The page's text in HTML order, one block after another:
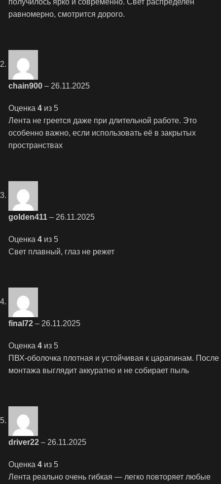
равномерно, смотрится дорого.
chain900 – 26.11.2025
Оценка 4 из 5
Лента не греется даже при длительной работе. Это
особенно важно, если использовать её в закрытых
пространствах
golden411 – 26.11.2025
Оценка 4 из 5
Свет плавный, глаз не режет
final72 – 26.11.2025
Оценка 4 из 5
ПВХ-оболочка плотная и устойчивая к царапинам. После
монтажа выглядит аккуратно и не собирает пыль
driver22 – 26.11.2025
Оценка 4 из 5
Лента реально очень гибкая — легко повторяет любые